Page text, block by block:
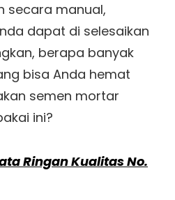
secara manual,
dapat di selesaikan
berapa banyak
bisa Anda hemat
semen mortar
ini?
Ringan Kualitas No.